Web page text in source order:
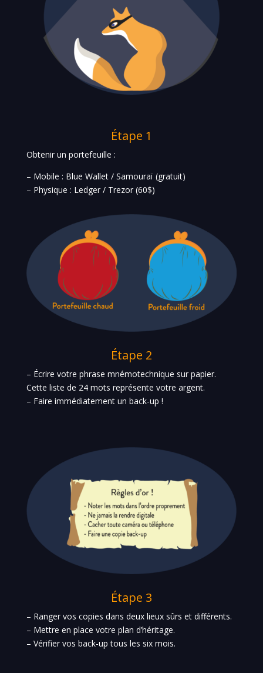
Étape 1
Obtenir un portefeuille :
– Mobile : Blue Wallet / Samouraï (gratuit)
– Physique : Ledger / Trezor (60$)
Étape 2
– Écrire votre phrase mnémotechnique sur papier.
Cette liste de 24 mots représente votre argent.
– Faire immédiatement un back-up !
Étape 3
– Ranger vos copies dans deux lieux sûrs et différents.
– Mettre en place votre plan d’héritage.
– Vérifier vos back-up tous les six mois.